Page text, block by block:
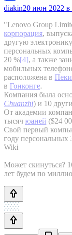
diakin20 июн 2022 в
"Lenovo Group
корпорация,
другую
персональных
20 %[4], а также
мобильных
расположена в
в Гонконге.
Компания была
Chuanzhi) и 10
От академии
тысяч юаней ($24
Свой первый
году
Wiki
Может скинуться?
лет будем по